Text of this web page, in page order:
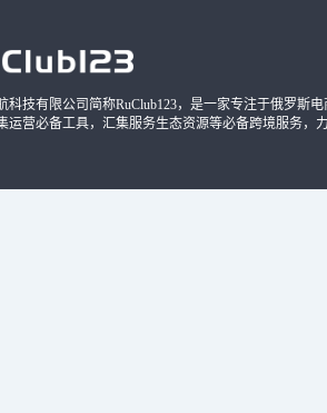
科技有限公司简称RuClub123，是一家专注于俄罗斯
运营必备工具，汇集服务生态资源等必备跨境服务